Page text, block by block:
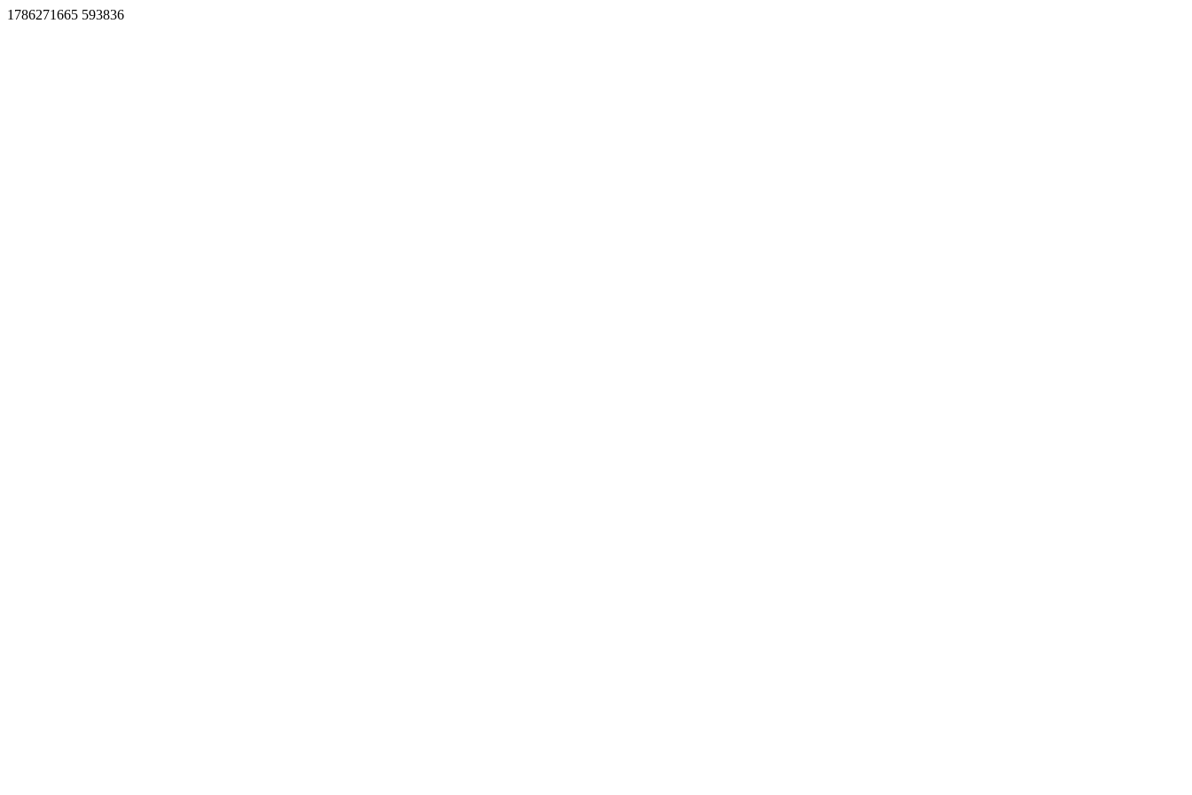
1786271665 593836